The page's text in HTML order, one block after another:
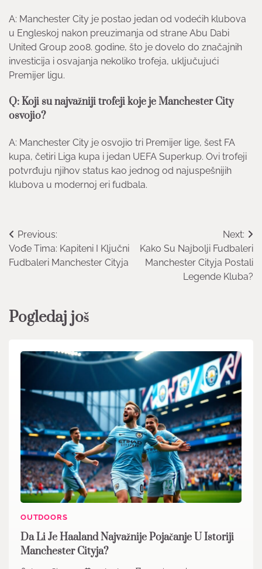
A: Manchester City je postao jedan od vodećih klubova
u Engleskoj nakon preuzimanja od strane Abu Dabi
United Group 2008. godine, što je dovelo do značajnih
investicija i osvajanja nekoliko trofeja, uključujući
Premijer ligu.
Q: Koji su najvažniji trofeji koje je Manchester City
osvojio?
A: Manchester City je osvojio tri Premijer lige, šest FA
kupa, četiri Liga kupa i jedan UEFA Superkup. Ovi trofeji
potvrđuju njihov status kao jednog od najuspešnijih
klubova u modernoj eri fudbala.
Post
navigation
Previous:
Vođe Tima: Kapiteni I Ključni
Fudbaleri Manchester Cityja
Next:
Kako Su Najbolji Fudbaleri
Manchester Cityja Postali
Legende Kluba?
Pogledaj još
OUTDOORS
Da Li Je Haaland Najvažnije Pojačanje U Istoriji
Manchester Cityja?